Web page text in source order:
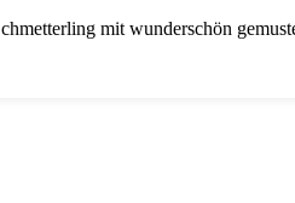
mit wunderschön